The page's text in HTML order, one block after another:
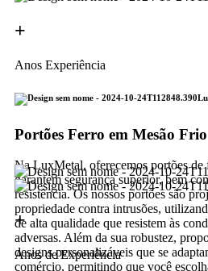
+
Anos Experiência
Portões Ferro em Mesão Frio
Na LuxMetal, oferecemos portões
garantem segurança superior, bem
resistência. Os nossos portões são
propriedade contra intrusões,
de alta qualidade que resistem às
adversas. Além da sua robustez,
designs personalizáveis que se
comércio, permitindo que você
+
Anos de Experiência